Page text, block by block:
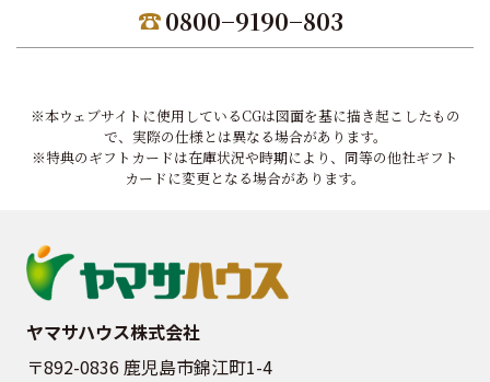
0800−9190−803
※本ウェブサイトに使用しているCGは図面を基に描き起こしたもの
で、実際の仕様とは異なる場合があります。
※特典のギフトカードは在庫状況や時期により、同等の他社ギフト
カードに変更となる場合があります。
ヤマサハウス株式会社
〒892-0836 鹿児島市錦江町1-4